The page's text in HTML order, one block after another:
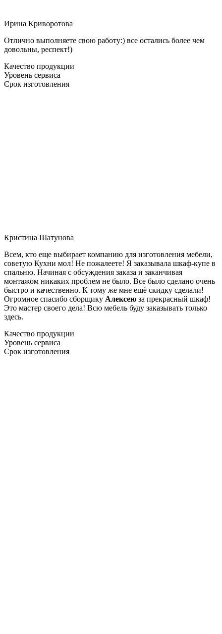
Ирина Криворотова
Отлично выполняете свою работу:) все остались более чем
довольны, респект!)
Качество продукции
Уровень сервиса
Срок изготовления
Кристина Шатунова
Всем, кто еще выбирает компанию для изготовления мебели,
советую Кухни мол! Не пожалеете! Я заказывала шкаф-купе в
спальню. Начиная с обсуждения заказа и заканчивая
монтажом никаких проблем не было. Все было сделано очень
быстро и качественно. К тому же мне ещё скидку сделали!
Огромное спасибо сборщику Алексею за прекрасный шкаф!
Это мастер своего дела! Всю мебель буду заказывать только
здесь.
Качество продукции
Уровень сервиса
Срок изготовления